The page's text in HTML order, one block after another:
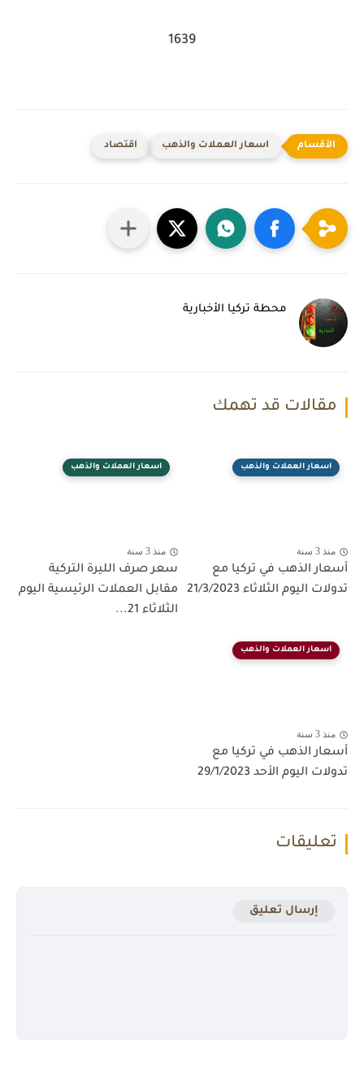
1639
اسعار العملات والذهب اقتصاد
محطة تركيا الأخبارية
مقالات قد تهمك
اسعار العملات والذهب
منذ 3 سنة
أسعار الذهب في تركيا مع
تدولات اليوم الثلاثاء 21/3/2023
اسعار العملات والذهب
منذ 3 سنة
سعر صرف الليرة التركية
مقابل العملات الرئيسية اليوم
الثلاثاء 21...
اسعار العملات والذهب
منذ 3 سنة
أسعار الذهب في تركيا مع
تدولات اليوم الأحد 29/1/2023
تعليقات
إرسال تعليق